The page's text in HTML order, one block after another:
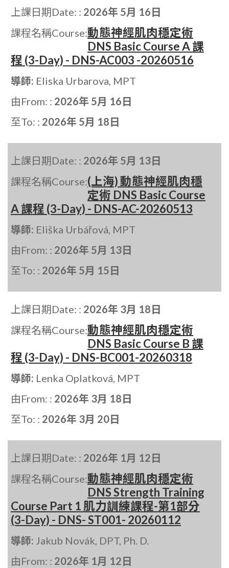
上課日期Date: : 2026年 5月 16日
課程名稱Course:動態神經肌肉穩定術
DNS Basic Course A 課
程 (3-Day) - DNS-AC003 -20260516
導師: Eliska Urbarova, MPT
由From: : 2026年 5月 16日
至To: : 2026年 5月 18日
上課日期Date: : 2026年 5月 13日
課程名稱Course:(上海) 動態神經肌肉穩
定術 DNS Basic Course
A 課程 (3-Day) - DNS-AC-20260513
導師: Eliška Urbářová, MPT
由From: : 2026年 5月 13日
至To: : 2026年 5月 15日
上課日期Date: : 2026年 3月 18日
課程名稱Course:動態神經肌肉穩定術
DNS Basic Course B 課
程 (3-Day) - DNS-BC001-20260318
導師: Lenka Oplatková, MPT
由From: : 2026年 3月 18日
至To: : 2026年 3月 20日
上課日期Date: : 2026年 1月 12日
課程名稱Course:動態神經肌肉穩定術
DNS Strength Training
Course Part 1 肌力訓練課程-第1部分
(3-Day) - DNS- ST001- 20260112
導師: Jakub Novák, DPT, Ph. D.
由From: : 2026年 1月 12日